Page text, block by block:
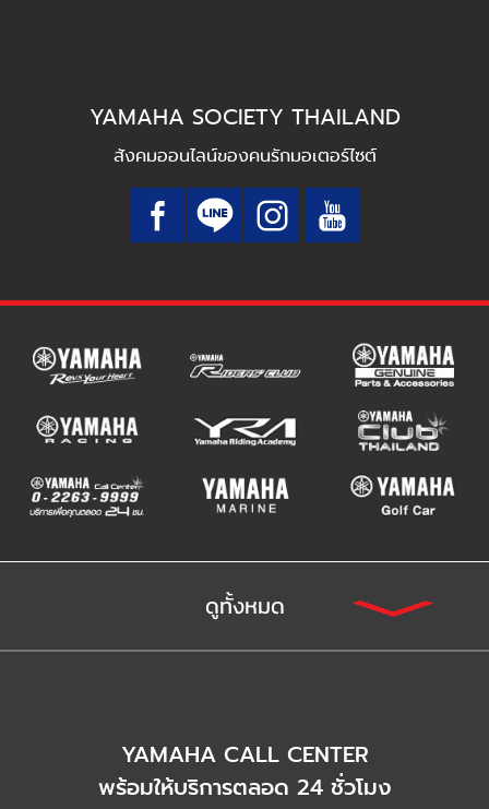
YAMAHA SOCIETY THAILAND
สังคมออนไลน์ของคนรักมอเตอร์ไซต์
ดูทั้งหมด
YAMAHA CALL CENTER
พร้อมให้บริการตลอด 24 ชั่วโมง